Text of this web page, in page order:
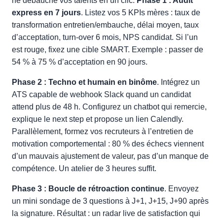
express en 7 jours. Listez vos 5 KPIs mères : taux de
transformation entretien/embauche, délai moyen, taux
d’acceptation, turn-over 6 mois, NPS candidat. Si l’un
est rouge, fixez une cible SMART. Exemple : passer de
54 % à 75 % d’acceptation en 90 jours.
Phase 2 : Techno et humain en binôme. Intégrez un
ATS capable de webhook Slack quand un candidat
attend plus de 48 h. Configurez un chatbot qui remercie,
explique le next step et propose un lien Calendly.
Parallèlement, formez vos recruteurs à l’entretien de
motivation comportemental : 80 % des échecs viennent
d’un mauvais ajustement de valeur, pas d’un manque de
compétence. Un atelier de 3 heures suffit.
Phase 3 : Boucle de rétroaction continue. Envoyez
un mini sondage de 3 questions à J+1, J+15, J+90 après
la signature. Résultat : un radar live de satisfaction qui